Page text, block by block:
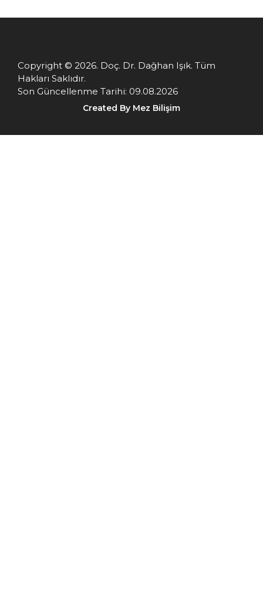
Copyright © 2026. Doç. Dr. Dağhan Işık. Tüm
Hakları Saklıdır.
Son Güncellenme Tarihi: 09.08.2026
Created By Mez Bilişim